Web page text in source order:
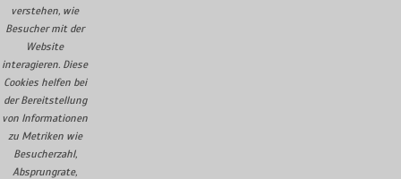
verstehen, wie
Besucher mit der
Website
interagieren. Diese
Cookies helfen bei
der Bereitstellung
von Informationen
zu Metriken wie
Besucherzahl,
Absprungrate,